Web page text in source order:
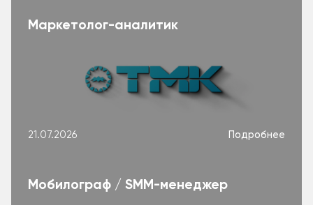
Маркетолог-аналитик
21.07.2026 Подробнее
Мобилограф / SMM-менеджер